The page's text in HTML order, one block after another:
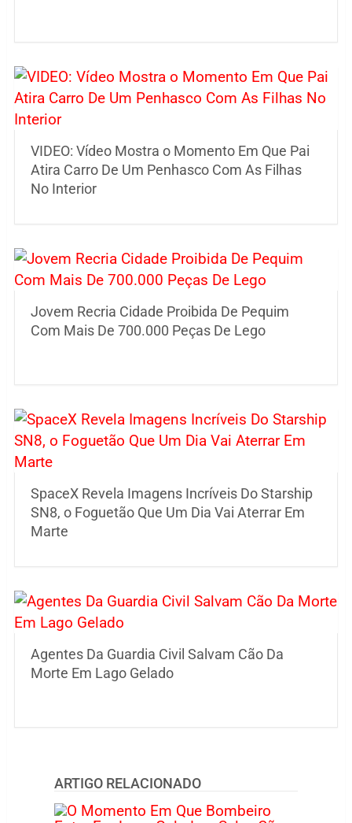
VIDEO: Vídeo Mostra o Momento Em Que Pai
Atira Carro De Um Penhasco Com As Filhas
No Interior
Jovem Recria Cidade Proibida De Pequim
Com Mais De 700.000 Peças De Lego
SpaceX Revela Imagens Incríveis Do Starship
SN8, o Foguetão Que Um Dia Vai Aterrar Em
Marte
Agentes Da Guardia Civil Salvam Cão Da
Morte Em Lago Gelado
ARTIGO RELACIONADO